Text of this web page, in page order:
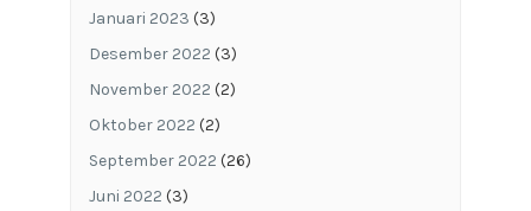
Januari 2023 (3)
Desember 2022 (3)
November 2022 (2)
Oktober 2022 (2)
September 2022 (26)
Juni 2022 (3)